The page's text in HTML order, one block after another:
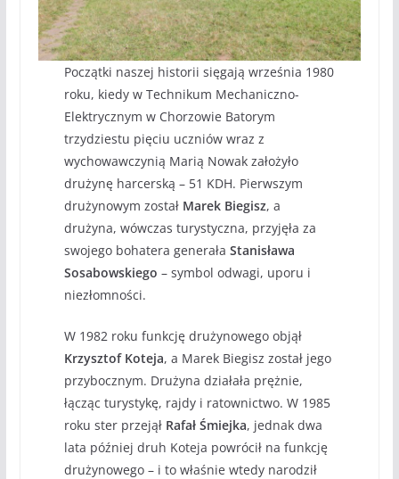
Początki naszej historii sięgają września 1980
roku, kiedy w Technikum Mechaniczno-
Elektrycznym w Chorzowie Batorym
trzydziestu pięciu uczniów wraz z
wychowawczynią Marią Nowak założyło
drużynę harcerską – 51 KDH. Pierwszym
drużynowym został Marek Biegisz, a
drużyna, wówczas turystyczna, przyjęła za
swojego bohatera generała Stanisława
Sosabowskiego – symbol odwagi, uporu i
niezłomności.
W 1982 roku funkcję drużynowego objął
Krzysztof Koteja, a Marek Biegisz został jego
przybocznym. Drużyna działała prężnie,
łącząc turystykę, rajdy i ratownictwo. W 1985
roku ster przejął Rafał Śmiejka, jednak dwa
lata później druh Koteja powrócił na funkcję
drużynowego – i to właśnie wtedy narodził